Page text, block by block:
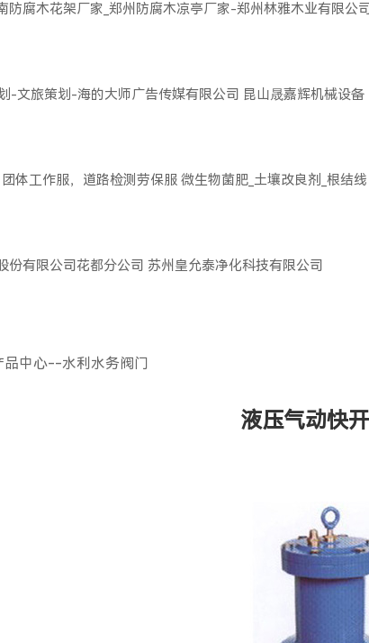
防腐木花架厂家_郑州防腐木凉亭厂家-郑州林雅木业有限公
-文旅策划-海的大师广告传媒有限公司 昆山晟嘉辉机械设备
体工作服，道路检测劳保服 微生物菌肥_土壤改良剂_根结线
份有限公司花都分公司 苏州皇允泰净化科技有限公司
品中心--水利水务阀门
液压气动快